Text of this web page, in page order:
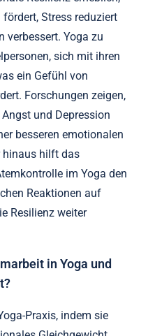
Stress reduziert
verbessert. Yoga zu
sich mit ihren
ein Gefühl von
Forschungen zeigen,
und Depression
besseren emotionalen
hinaus hilft das
im Yoga den
Reaktionen auf
Resilienz weiter
in Yoga und
Praxis, indem sie